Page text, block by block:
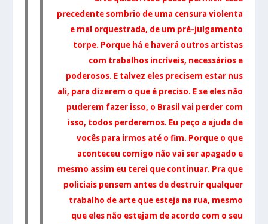
precedente sombrio de uma censura violenta
e mal orquestrada, de um pré-julgamento
torpe. Porque há e haverá outros artistas
com trabalhos incríveis, necessários e
poderosos. E talvez eles precisem estar nus
ali, para dizerem o que é preciso. E se eles não
puderem fazer isso, o Brasil vai perder com
isso, todos perderemos. Eu peço a ajuda de
vocês para irmos até o fim. Porque o que
aconteceu comigo não vai ser apagado e
mesmo assim eu terei que continuar. Pra que
policiais pensem antes de destruir qualquer
trabalho de arte que esteja na rua, mesmo
que eles não estejam de acordo com o seu